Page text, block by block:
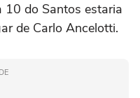
10 do Santos estaria
de Carlo Ancelotti.